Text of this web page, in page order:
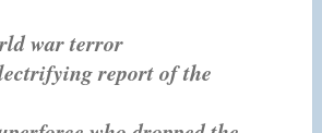
war terror
report of the